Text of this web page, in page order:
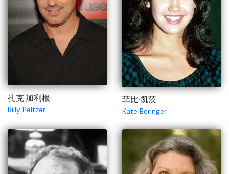
扎克·加利根
Billy Peltzer
菲比·凯茨
Kate Beringer